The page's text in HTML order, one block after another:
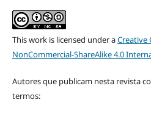
This work is licensed under aCreative
NonCommercial-ShareAlike 4.0
Autores que publicam nesta revista
termos: